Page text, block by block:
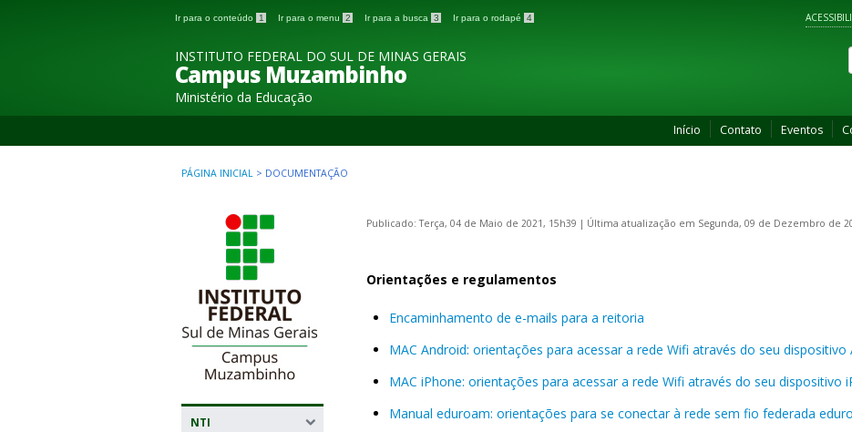
Ir para o conteúdo 1 Ir para o menu 2 Ir para a busca 3 Ir para o rodapé 4
INSTITUTO FEDERAL DO SUL DE MINAS GERAIS
Campus Muzambinho
Ministério da Educação
Início Contato Eventos
PÁGINA INICIAL > DOCUMENTAÇÃO
NTI
Publicado: Terça, 04 de Maio de 2021, 15h39 | Última atualização em Segunda, 09 de Dezembro de
Orientações e regulamentos
Encaminhamento de e-mails para a reitoria
MAC Android: orientações para acessar a rede Wifi através do seu dispositivo
MAC iPhone: orientações para acessar a rede Wifi através do seu dispositivo
Manual eduroam: orientações para se conectar à rede sem fio federada